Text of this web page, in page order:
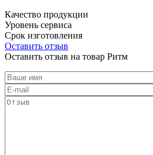
Качество продукции
Уровень сервиса
Срок изготовления
Оставить отзыв
Оставить отзыв на товар Ритм